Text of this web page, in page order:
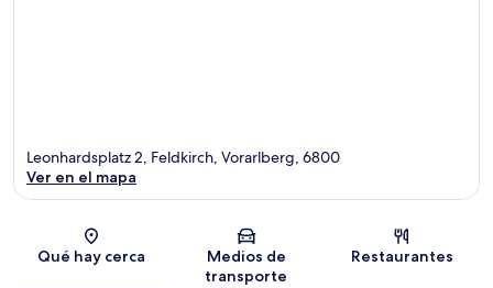
Sección del mapa
Leonhardsplatz 2, Feldkirch, Vorarlberg, 6800
Ver en el mapa
Qué hay cerca
Medios de
transporte
Restaurantes